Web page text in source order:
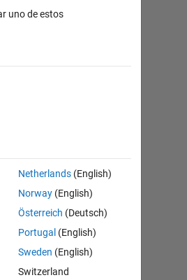
uno de estos
Netherlands(English)
Norway(English)
Österreich (Deutsch)
Portugal (English)
Sweden (English)
Switzerland